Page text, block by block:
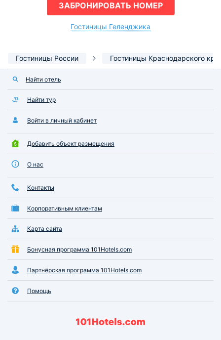
ЗАБРОНИРОВАТЬ НОМЕР
Гостиницы Геленджика
Гостиницы России Гостиницы Краснодарского
Найти отель
Найти тур
Войти в личный кабинет
Добавить объект размещения
О нас
Контакты
Корпоративным клиентам
Карта сайта
Бонусная программа 101Hotels.com
Партнёрская программа 101Hotels.com
Помощь